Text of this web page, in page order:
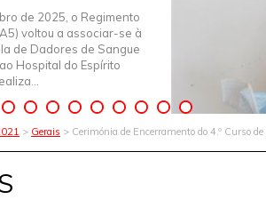
de 2025, o Regimento
voltou a associar-se à
de Dadores de Sangue
Hospital do Espírito
> Gerais > Cerimónia de Encerramento do 4.º Curso